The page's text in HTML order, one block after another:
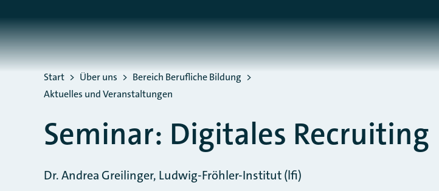
Sie befinden sich hier:
Start Über uns
Bereich Berufliche Bildung
Aktuelles und Veranstaltungen
Seminar: Digitales Recruiting
Dr. Andrea Greilinger, Ludwig-Fröhler-Institut (lfi)